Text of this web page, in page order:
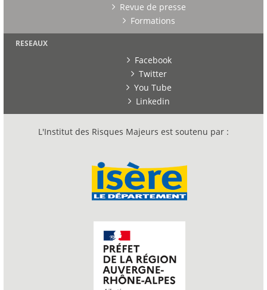
Revue de presse
Formations
RESEAUX
Facebook
Twitter
You Tube
Linkedin
L'Institut des Risques Majeurs est soutenu par :